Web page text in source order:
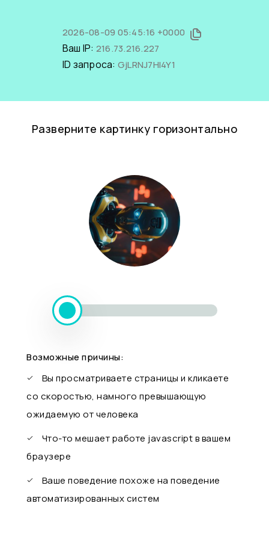
2026-08-09 05:45:16 +0000
Ваш IP: 216.73.216.227
ID запроса: GjLRNJ7Hl4Y1
Разверните картинку горизонтально
Возможные причины:
Вы просматриваете страницы и кликаете
со скоростью, намного превышающую
ожидаемую от человека
Что-то мешает работе javascript в вашем
браузере
Ваше поведение похоже на поведение
автоматизированных систем